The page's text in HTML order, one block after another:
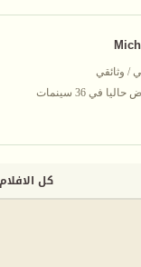
/ وثائقي
في 36 سينمات
كل الافلام